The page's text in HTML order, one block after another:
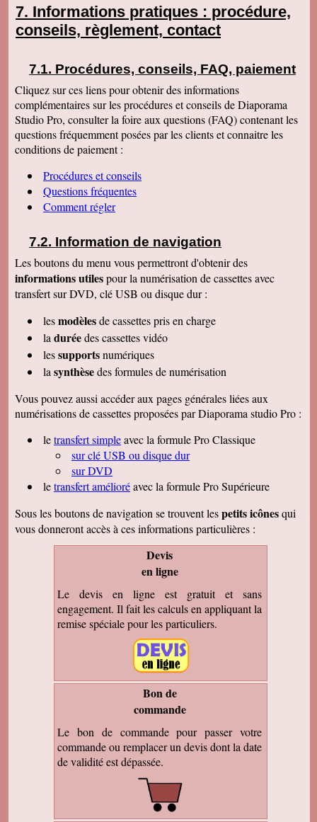
Informations pratiques : procédure,
conseils, règlement, contact
Procédures, conseils, FAQ, paiement
Cliquez sur ces liens pour obtenir des informations
complémentaires sur les procédures et conseils de Diaporama
Studio Pro, consulter la foire aux questions (FAQ) contenant les
questions fréquemment posées par les clients et connaitre les
conditions de paiement :
Procédures et conseils
Questions fréquentes
Comment régler
Information de navigation
Les boutons du menu vous permettront d'obtenir des
informations utilespour la numérisation de cassettes avec
transfert sur DVD, clé USB ou disque dur :
lesmodèlesde cassettes pris en charge
la duréedes cassettes vidéo
lessupportsnumériques
la synthèsedes formules de numérisation
Vous pouvez aussi accéder aux pages générales liées aux
numérisations de cassettes proposées par Diaporama studio Pro :
letransfert simpleavec la formule Pro Classique
sur clé USB ou disque dur
sur DVD
letransfert amélioréavec la formule Pro Supérieure
Sous les boutons de navigation se trouvent lespetits icônesqui
vous donneront accès à ces informations particulières :
Devis
en ligne
Le devis en ligne est gratuit et sans
engagement. Il fait les calculs en appliquant la
remise spéciale pour les particuliers.
Bon de
commande
Le bon de commande pour passer votre
commande ou remplacer un devis dont la date
de validité est dépassée.